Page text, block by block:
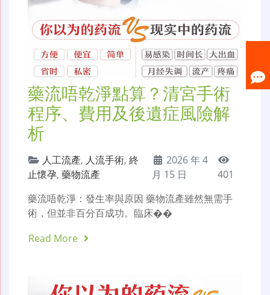
藥流唔乾淨點算？清宮手術
程序、費用及後遺症風險解
析
人工流產, 人流手術, 終
止懷孕, 藥物流產
2026 年 4
月 15 日
401
藥流唔乾淨：發生率與原因 藥物流產雖然無需手
術，但並非百分百成功。臨床��
Read More